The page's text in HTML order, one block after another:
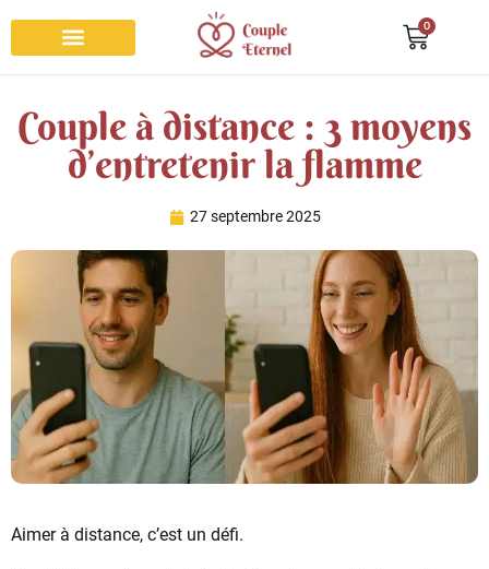
0
Couple à distance : 3 moyens
d’entretenir la flamme
27 septembre 2025
Aimer à distance, c’est un défi.